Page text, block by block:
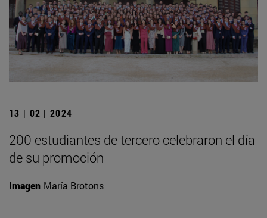
13 | 02 | 2024
200 estudiantes de tercero celebraron el día
de su promoción
Imagen María Brotons